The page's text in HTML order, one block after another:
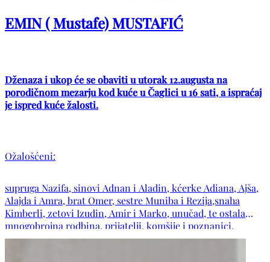
EMIN ( Mustafe) MUSTAFIĆ
Dženaza i ukop će se obaviti u utorak 12.augusta na
porodičnom mezarju kod kuće u Čaglici u 16 sati, a ispraćaj
je ispred kuće žalosti.
Ožalošćeni:
supruga Nazifa, sinovi Adnan i Aladin, kćerke Adiana, Ajša,
Alajda i Amra, brat Omer, sestre Muniba i Rezija,snaha
Kimberli, zetovi Izudin, Amir i Marko, unučad, te ostala
mnogobrojna rodbina, prijatelji, komšije i poznanici.